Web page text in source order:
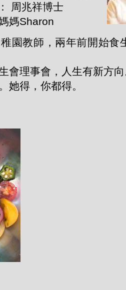
周兆祥博士
媽Sharon
園教師，兩年前開始食
會理事會，人生有新方
她得，你都得。